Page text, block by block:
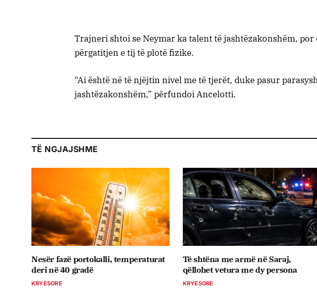
Trajneri shtoi se Neymar ka talent të jashtëzakonshëm,
përgatitjen e tij të plotë fizike.
“Ai është në të njëjtin nivel me të tjerët, duke pasur
jashtëzakonshëm,” përfundoi Ancelotti.
TË NGJAJSHME
Nesër fazë portokalli, temperaturat
deri në 40 gradë
KRYESORE
Të shtëna me armë në Saraj,
qëllohet vetura me dy persona
KRYESORE